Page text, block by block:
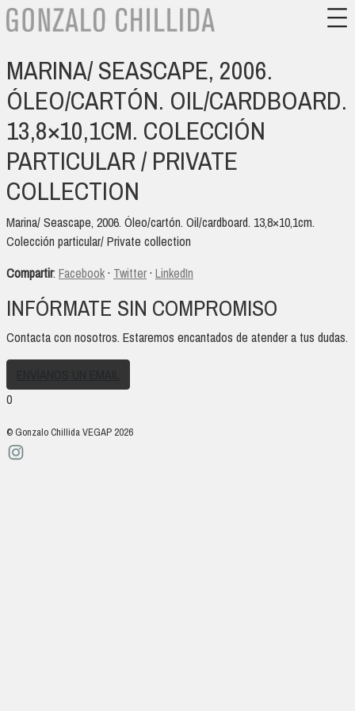
MARINA/ SEASCAPE, 2006.
ÓLEO/CARTÓN. OIL/CARDBOARD.
13,8×10,1CM. COLECCIÓN
PARTICULAR / PRIVATE
COLLECTION
Marina/ Seascape, 2006. Óleo/cartón. Oil/cardboard. 13,8×10,1cm.
Colección particular/ Private collection
Compartir: Facebook· Twitter· LinkedIn
INFÓRMATE SIN COMPROMISO
Contacta con nosotros. Estaremos encantados de atender a tus dudas.
0
© Gonzalo Chillida VEGAP 2026